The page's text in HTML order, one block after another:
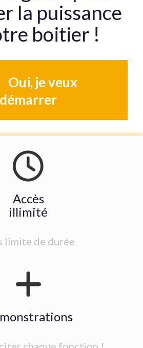
la puissance
boitier !
Oui, je veux
démarrer
Accès
illimité
limite de durée